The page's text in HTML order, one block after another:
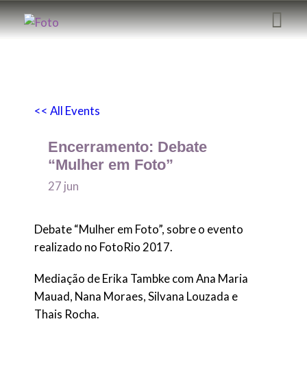
EDIÇÕES ANTERIORES
LIVES
SOBRE NÓS
<< All Events
Encerramento: Debate
“Mulher em Foto”
27 jun
Debate “Mulher em Foto”, sobre o evento
realizado no FotoRio 2017.
Mediação de Erika Tambke com Ana Maria
Mauad, Nana Moraes, Silvana Louzada e
Thais Rocha.